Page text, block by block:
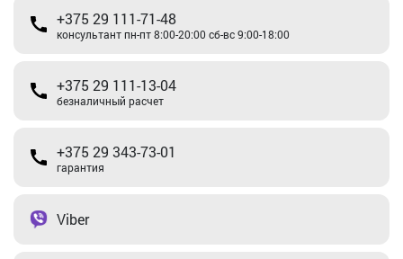
+375 29 111-71-48
консультант пн-пт 8:00-20:00 сб-вс 9:00-18:00
+375 29 111-13-04
безналичный расчет
+375 29 343-73-01
гарантия
Viber